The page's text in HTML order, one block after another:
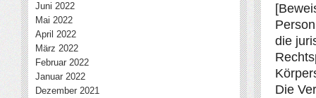
die
Die
Juni 2022
Mai 2022
April 2022
März 2022
Februar 2022
Januar 2022
Dezember 2021